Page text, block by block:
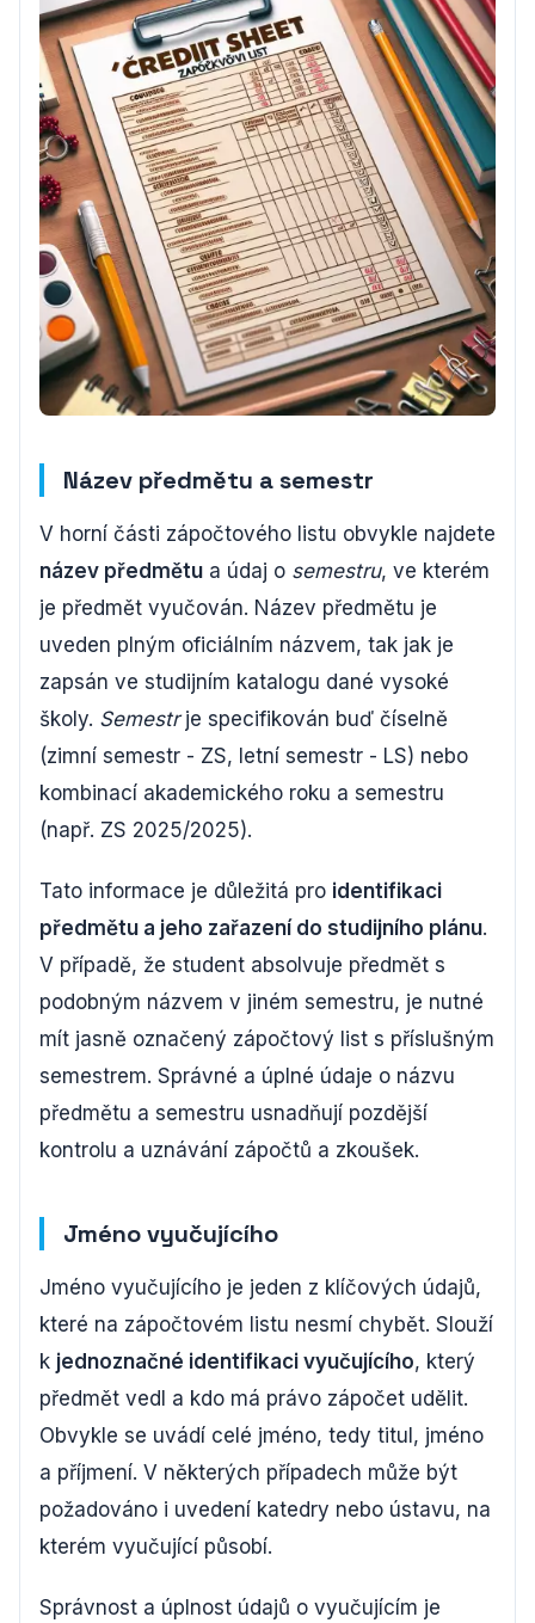
Název předmětu a semestr
V horní části zápočtového listu obvykle najdete
název předmětu a údaj o semestru, ve kterém
je předmět vyučován. Název předmětu je
uveden plným oficiálním názvem, tak jak je
zapsán ve studijním katalogu dané vysoké
školy. Semestrje specifikován buď číselně
(zimní semestr - ZS, letní semestr - LS) nebo
kombinací akademického roku a semestru
(např. ZS 2025/2025).
Tato informace je důležitá pro identifikaci
předmětu a jeho zařazení do studijního plánu.
V případě, že student absolvuje předmět s
podobným názvem v jiném semestru, je nutné
mít jasně označený zápočtový list s příslušným
semestrem. Správné a úplné údaje o názvu
předmětu a semestru usnadňují pozdější
kontrolu a uznávání zápočtů a zkoušek.
Jméno vyučujícího
Jméno vyučujícího je jeden z klíčových údajů,
které na zápočtovém listu nesmí chybět. Slouží
k jednoznačné identifikaci vyučujícího, který
předmět vedl a kdo má právo zápočet udělit.
Obvykle se uvádí celé jméno, tedy titul, jméno
a příjmení. V některých případech může být
požadováno i uvedení katedry nebo ústavu, na
kterém vyučující působí.
Správnost a úplnost údajů o vyučujícím je